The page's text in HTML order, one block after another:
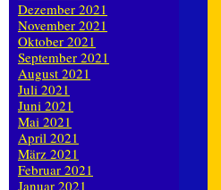
Dezember 2021
November 2021
Oktober 2021
September 2021
August 2021
Juli 2021
Juni 2021
Mai 2021
April 2021
März 2021
Februar 2021
Januar 2021